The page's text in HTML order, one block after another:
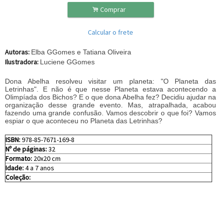
. Comprar
Calcular o frete
Autoras: Elba GGomes e Tatiana Oliveira
Ilustradora: Luciene GGomes
Dona Abelha resolveu visitar um planeta: "O Planeta das
Letrinhas". E não é que nesse Planeta estava acontecendo a
Olimpíada dos Bichos? E o que dona Abelha fez? Decidiu ajudar na
organização desse grande evento. Mas, atrapalhada, acabou
fazendo uma grande confusão. Vamos descobrir o que foi? Vamos
espiar o que aconteceu no Planeta das Letrinhas?
ISBN:978-85-7671-169-8
Nº de páginas:32
Formato: 20x20 cm
Idade:4 a 7 anos
Coleção: